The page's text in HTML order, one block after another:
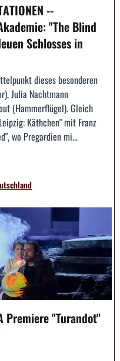
--
"The Blind
Schlosses in
dieses besonderen
Julia Nachtmann
(Hammerflügel). Gleich
Käthchen" mit Franz
wo Pregardien mi...
Premiere "Turandot"